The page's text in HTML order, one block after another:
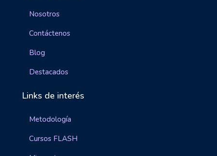
Nosotros
Contáctenos
Blog
Destacados
Links de interés
Metodología
Cursos FLASH